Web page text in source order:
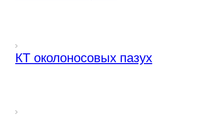
КТ околоносовых пазух